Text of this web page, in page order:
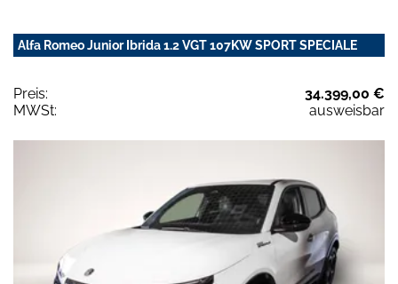
Alfa Romeo Junior Ibrida 1.2 VGT 107KW SPORT SPECIALE
Preis:
34.399,00 €
MWSt:
ausweisbar